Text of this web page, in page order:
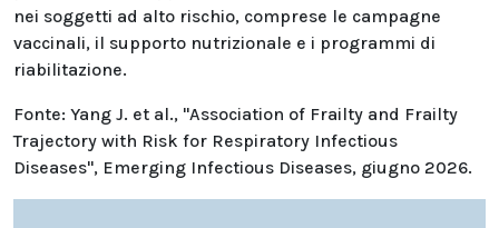
nei soggetti ad alto rischio, comprese le campagne
vaccinali, il supporto nutrizionale e i programmi di
riabilitazione.
Fonte: Yang J. et al., "Association of Frailty and Frailty
Trajectory with Risk for Respiratory Infectious
Diseases", Emerging Infectious Diseases, giugno 2026.